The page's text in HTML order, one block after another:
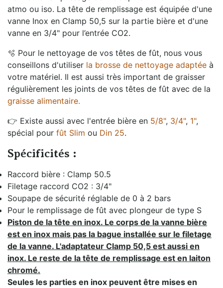
atmo ou iso. La tête de remplissage est équipée d'une
vanne Inox en Clamp 50,5 sur la partie bière et d'une
vanne en 3/4" pour l’entrée CO2.
🫧 Pour le nettoyage de vos têtes de fût, nous vous
conseillons d'utiliser la brosse de nettoyage adaptée à
votre matériel. Il est aussi très important de graisser
régulièrement les joints de vos têtes de fût avec de la
graisse alimentaire.
👉 Existe aussi avec l'entrée bière en 5/8", 3/4", 1",
spécial pour fût Slim ou Din 25.
Spécificités :
Raccord bière : Clamp 50.5
Filetage raccord CO2 : 3/4"
Soupape de sécurité réglable de 0 à 2 bars
Pour le remplissage de fût avec plongeur de type S
Piston de la tête en inox. Le corps de la vanne bière
est en inox mais pas la bague installée sur le filetage
de la vanne. L'adaptateur Clamp 50,5 est aussi en
inox. Le reste de la tête de remplissage est en laiton
chromé.
Seules les parties en inox peuvent être mises en